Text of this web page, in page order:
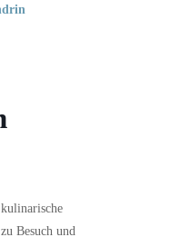
Besuch und